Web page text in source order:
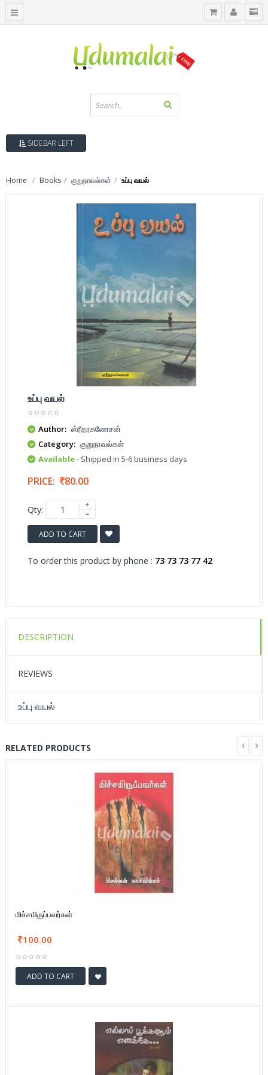
SIDEBAR LEFT
Home Books குறுநாவல்கள் உப்பு வயல்
உப்பு வயல்
Author: ஸ்ரீதரசுணேசன்
Category: குறுநாவல்கள்
Available- Shipped in 5-6 business days
PRICE: 80.00
Qty:
ADD TO CART
To order this product by phone : 73 73 73 77 42
DESCRIPTION
REVIEWS
உப்பு வயல்
RELATED PRODUCTS
மிச்சமிருப்பவர்கள்
100.00
ADD TO CART